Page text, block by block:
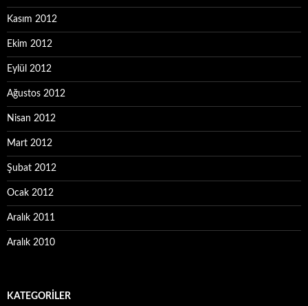
Kasım 2012
Ekim 2012
Eylül 2012
Ağustos 2012
Nisan 2012
Mart 2012
Şubat 2012
Ocak 2012
Aralık 2011
Aralık 2010
KATEGORILER